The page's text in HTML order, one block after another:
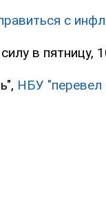
с
в пятницу,
НБУ "перевел